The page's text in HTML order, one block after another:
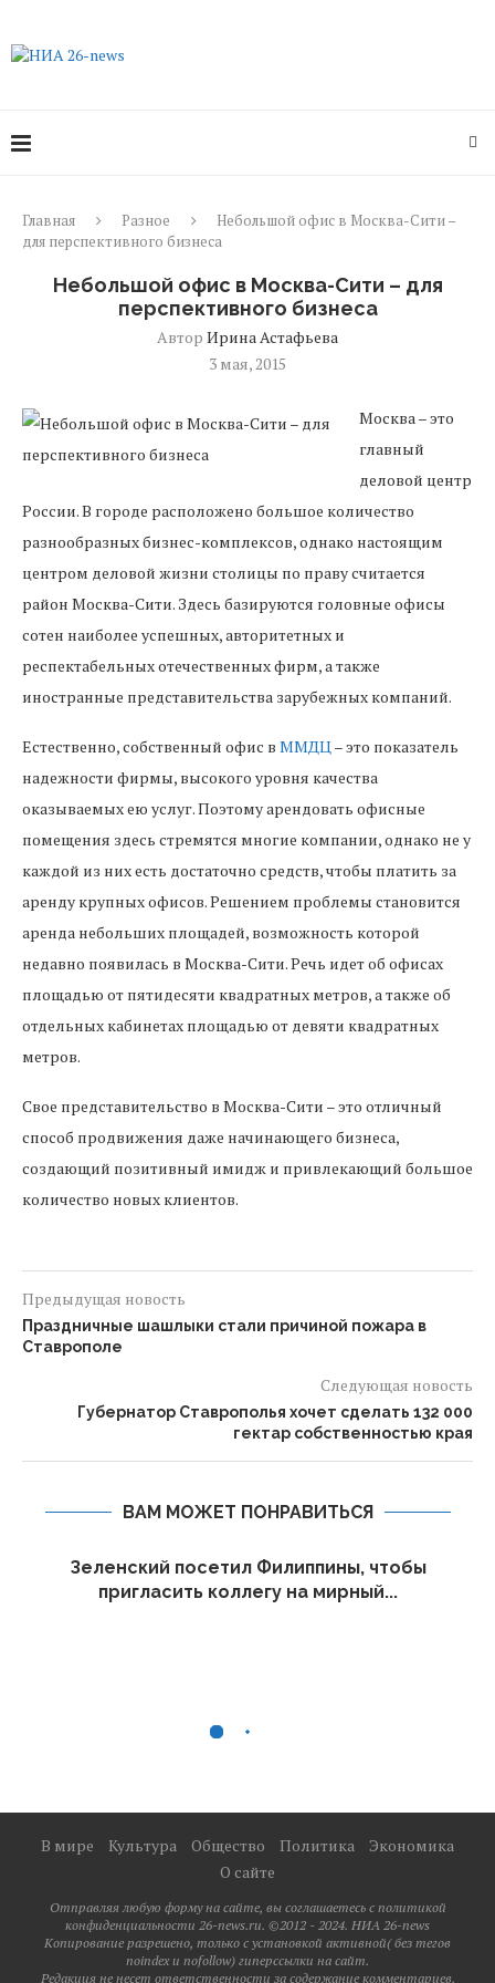
Главная Разное
Небольшой офис в Москва-Сити –
для перспективного бизнеса
Небольшой офис в Москва-Сити – для
перспективного бизнеса
Автор Ирина Астафьева
3 мая, 2015
Москва – это
главный
деловой центр
России. В городе расположено большое количество
разнообразных бизнес-комплексов, однако настоящим
центром деловой жизни столицы по праву считается
район Москва-Сити. Здесь базируются головные офисы
сотен наиболее успешных, авторитетных и
респектабельных отечественных фирм, а также
иностранные представительства зарубежных компаний.
Естественно, собственный офис в ММДЦ– это показатель
надежности фирмы, высокого уровня качества
оказываемых ею услуг. Поэтому арендовать офисные
помещения здесь стремятся многие компании, однако не у
каждой из них есть достаточно средств, чтобы платить за
аренду крупных офисов. Решением проблемы становится
аренда небольших площадей, возможность которой
недавно появилась в Москва-Сити. Речь идет об офисах
площадью от пятидесяти квадратных метров, а также об
отдельных кабинетах площадью от девяти квадратных
метров.
Свое представительство в Москва-Сити – это отличный
способ продвижения даже начинающего бизнеса,
создающий позитивный имидж и привлекающий большое
количество новых клиентов.
Предыдущая новость
Праздничные шашлыки стали причиной пожара в
Ставрополе
Следующая новость
Губернатор Ставрополья хочет сделать 132 000
гектар собственностью края
ВАМ МОЖЕТ ПОНРАВИТЬСЯ
Зеленский посетил Филиппины, чтобы
пригласить коллегу на мирный...
В мире Культура Общество Политика
Экономика
О сайте
Отправляя любую форму на сайте, вы соглашаетесь с политикой
конфиденциальности 26-news.ru. ©2012 - 2024. НИА 26-news
Копирование разрешено, только с установкой активной( без тегов
noindex и nofollow) гиперссылки на сайт.
Редакция не несет ответственности за содержание комментариев.